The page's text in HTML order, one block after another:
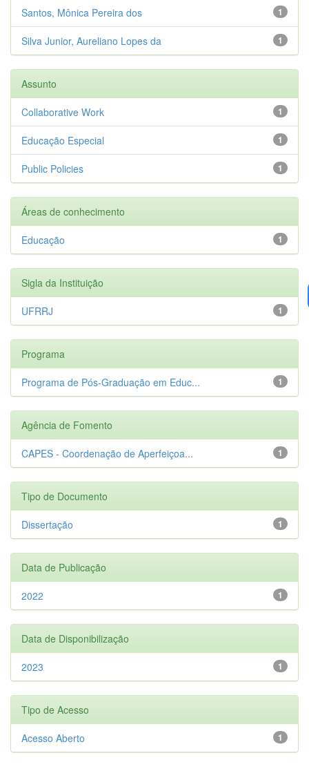
1
Santos, Mônica Pereira dos
1
Silva Junior, Aureliano Lopes da
Assunto
1
Collaborative Work
1
Educação Especial
1
Public Policies
Áreas de conhecimento
1
Educação
Sigla da Instituição
1
UFRRJ
Programa
1
Programa de Pós-Graduação em Educ...
Agência de Fomento
1
CAPES - Coordenação de Aperfeiçoa...
Tipo de Documento
1
Dissertação
Data de Publicação
1
2022
Data de Disponibilização
1
2023
Tipo de Acesso
1
Acesso Aberto